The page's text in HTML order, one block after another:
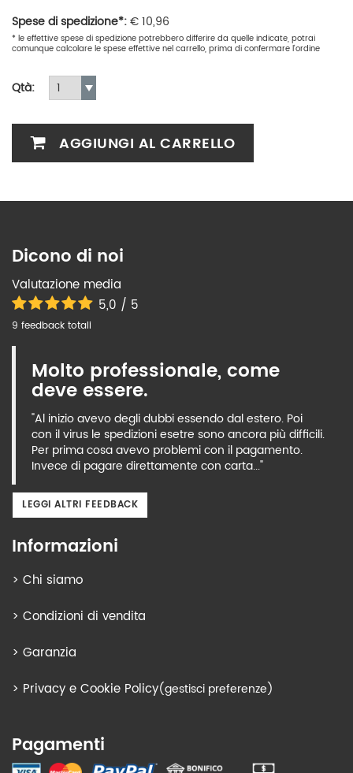
Spese di spedizione*:€10,96
* le effettive spese di spedizione potrebbero differire da quelle indicate, potrai
comunque calcolare le spese effettive nel carrello, prima di confermare l'ordine
Qtà:
AGGIUNGI AL CARRELLO
Dicono di noi
Valutazione media
5,0 / 5
9 feedback totali
Molto professionale, come
deve essere.
"Al inizio avevo degli dubbi essendo dal estero. Poi
con il virus le spedizioni esetre sono ancora più difficili.
Per prima cosa avevo problemi con il pagamento.
Invece di pagare direttamente con carta..."
LEGGI ALTRI FEEDBACK
Informazioni
> Chi siamo
> Condizioni di vendita
> Garanzia
> Privacy e Cookie Policy(gestisci preferenze)
Pagamenti